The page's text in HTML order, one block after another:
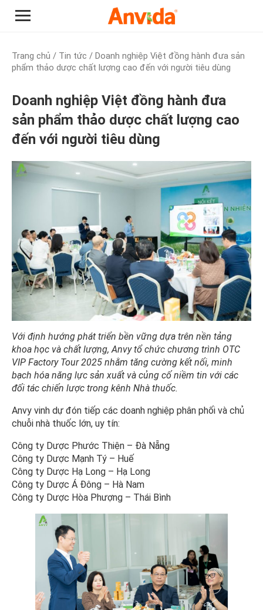
Trang chủ / Tin tức / Doanh nghiệp Việt đồng hành đưa sản
phẩm thảo dược chất lượng cao đến với người tiêu dùng
Doanh nghiệp Việt đồng hành đưa
sản phẩm thảo dược chất lượng cao
đến với người tiêu dùng
Với định hướng phát triển bền vững dựa trên nền tảng
khoa học và chất lượng, Anvy tổ chức chương trình OTC
VIP Factory Tour 2025 nhằm tăng cường kết nối, minh
bạch hóa năng lực sản xuất và củng cố niềm tin với các
đối tác chiến lược trong kênh Nhà thuốc.
Anvy vinh dự đón tiếp các doanh nghiệp phân phối và chủ
chuỗi nhà thuốc lớn, uy tín:
Công ty Dược Phước Thiện – Đà Nẵng
Công ty Dược Mạnh Tý – Huế
Công ty Dược Hạ Long – Hạ Long
Công ty Dược Á Đông – Hà Nam
Công ty Dược Hòa Phượng – Thái Bình